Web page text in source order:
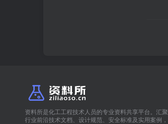
资料所是化工工程技术人员的专业资料共享平台。汇聚
行业前沿技术文档、设计规范、安全标准及实用案例，